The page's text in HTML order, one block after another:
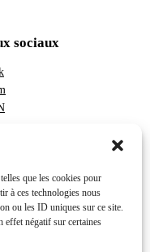
que les cookies pour
à ces technologies nous
ou les ID uniques sur ce site.
effet négatif sur certaines
sociaux